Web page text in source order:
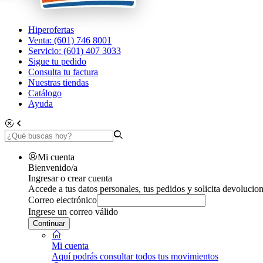
Hiperofertas
Venta: (601) 746 8001
Servicio: (601) 407 3033
Sigue tu pedido
Consulta tu factura
Nuestras tiendas
Catálogo
Ayuda
Mi cuenta
Bienvenido/a
Ingresar o crear cuenta
Accede a tus datos personales, tus pedidos y solicita
Correo electrónico
Ingrese un correo válido
Continuar
Mi cuenta
Aquí podrás consultar todos tus movimientos